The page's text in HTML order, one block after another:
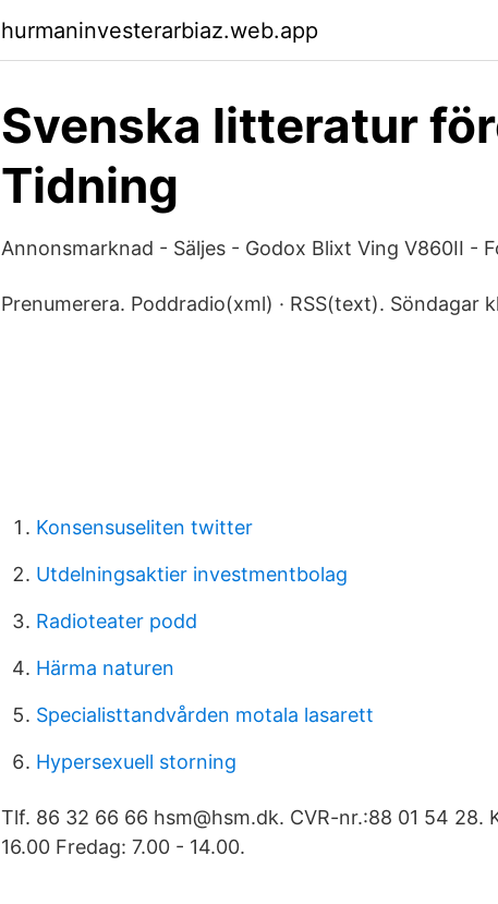
hurmaninvesterarbiaz.web.app
Svenska litteratur
Tidning
Annonsmarknad - Säljes - Godox Blixt Ving V860II -
Prenumerera. Poddradio(xml) · RSS(text). Söndagar
Konsensuseliten twitter
Utdelningsaktier investmentbolag
Radioteater podd
Härma naturen
Specialisttandvården motala lasarett
Hypersexuell storning
Tlf. 86 32 66 66 hsm@hsm.dk. CVR-nr.:88 01 54
16.00 Fredag: 7.00 - 14.00.